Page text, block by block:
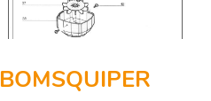
BOMSQUIPER